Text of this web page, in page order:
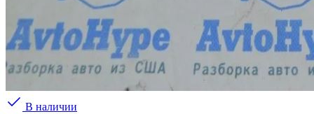
В наличии